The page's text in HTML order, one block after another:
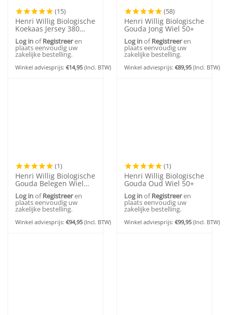
(15)
Henri Willig Biologische
Koekaas Jersey 380
Log inofRegistreeren
plaats eenvoudig uw
zakelijke bestelling.
Winkel adviesprijs:€14,95 (Incl. BTW)
(58)
Henri Willig Biologische
Gouda Jong Wiel 50+
Log inofRegistreeren
plaats eenvoudig uw
zakelijke bestelling.
Winkel adviesprijs:€89,95 (Incl. BTW)
(1)
Henri Willig Biologische
Gouda Belegen Wiel
Log inofRegistreeren
plaats eenvoudig uw
zakelijke bestelling.
Winkel adviesprijs:€94,95 (Incl. BTW)
(1)
Henri Willig Biologische
Gouda Oud Wiel 50+
Log inofRegistreeren
plaats eenvoudig uw
zakelijke bestelling.
Winkel adviesprijs:€99,95 (Incl. BTW)